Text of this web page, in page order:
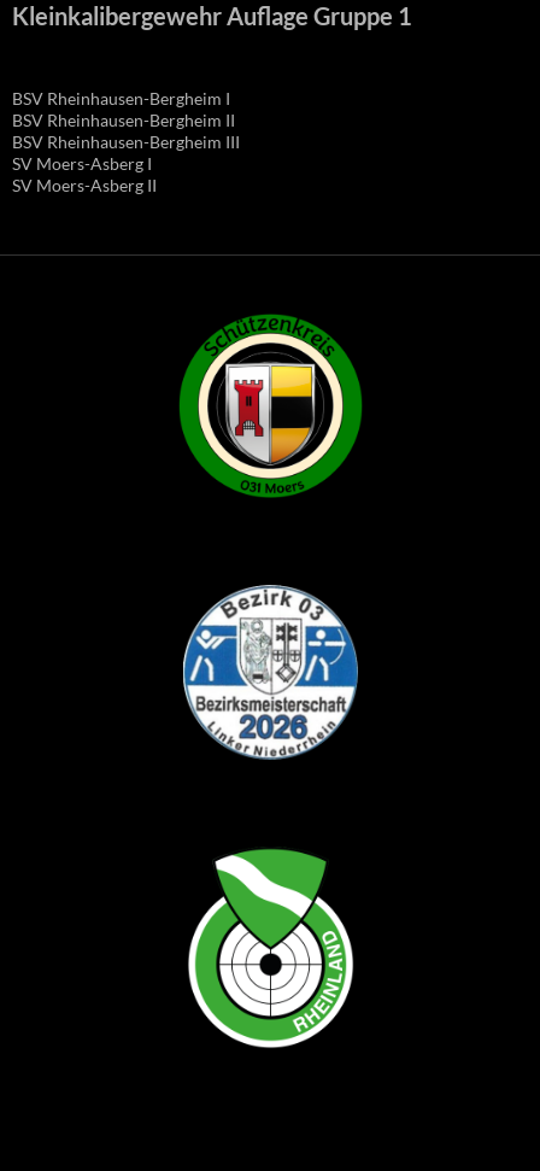
Kleinkalibergewehr Auflage Gruppe 1
BSV Rheinhausen-Bergheim I
BSV Rheinhausen-Bergheim II
BSV Rheinhausen-Bergheim III
SV Moers-Asberg I
SV Moers-Asberg II